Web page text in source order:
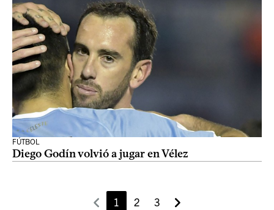
FÚTBOL
Diego Godín volvió a jugar en Vélez
1 2 3